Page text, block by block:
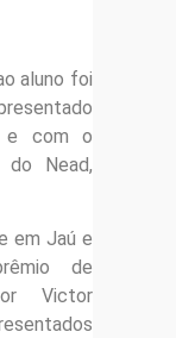
aluno foi
e com o
do Nead,
em Jaú e
de
Victor